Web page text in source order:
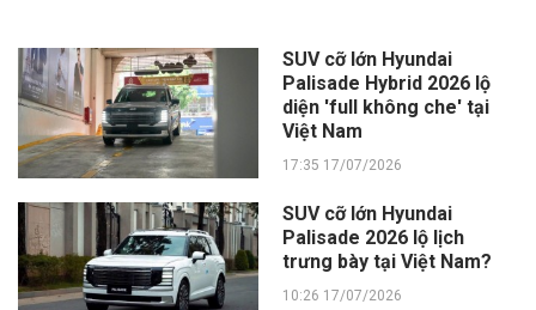
SUV cỡ lớn Hyundai
Palisade Hybrid 2026 lộ
diện 'full không che' tại
Việt Nam
17:35 17/07/2026
SUV cỡ lớn Hyundai
Palisade 2026 lộ lịch
trưng bày tại Việt Nam?
10:26 17/07/2026